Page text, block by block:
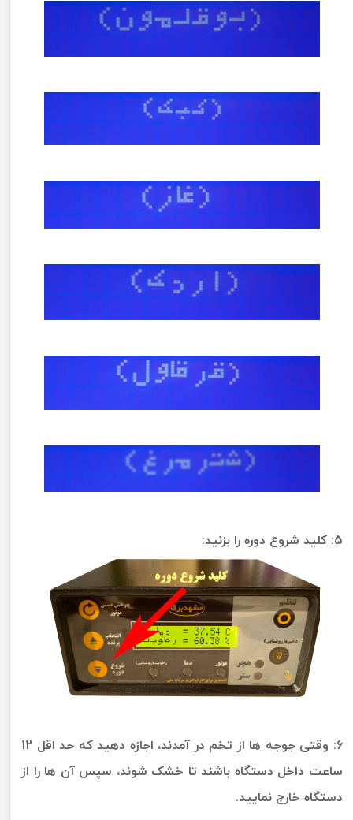
5: کلید شروع دوره را بزنید:
6: وقتی جوجه ها از تخم در آمدند، اجازه دهید که حد اقل 12
ساعت داخل دستگاه باشند تا خشک شوند، سپس آن ها را از
دستگاه خارج نمایید.